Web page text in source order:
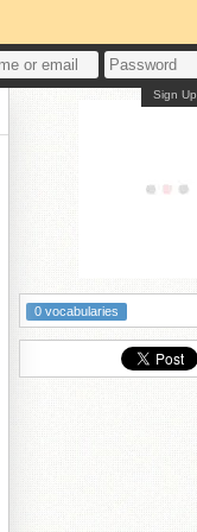
Sign Up
0 vocabularies